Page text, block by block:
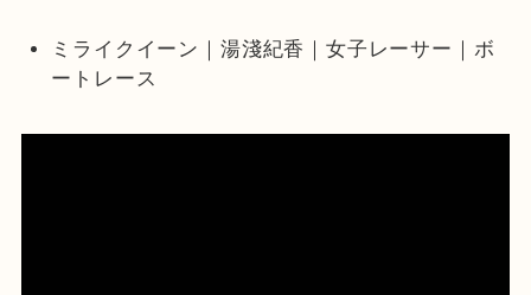
ミライクイーン｜湯淺紀香｜女子レーサー｜ボ
ートレース